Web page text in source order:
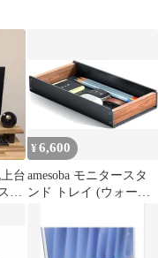
台
タ
¥6,600
amesoba モニタースタ
ンド トレイ (ウォール
9a44188b